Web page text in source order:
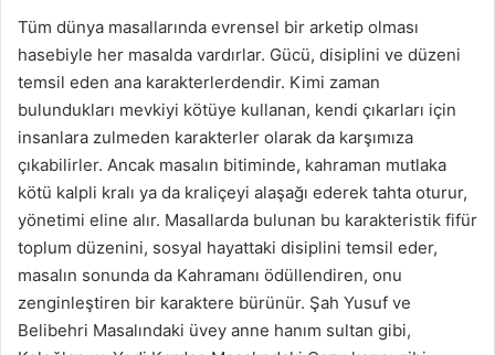
Tüm dünya masallarında evrensel bir arketip olması
hasebiyle her masalda vardırlar. Gücü, disiplini ve düzeni
temsil eden ana karakterlerdendir. Kimi zaman
bulundukları mevkiyi kötüye kullanan, kendi çıkarları için
insanlara zulmeden karakterler olarak da karşımıza
çıkabilirler. Ancak masalın bitiminde, kahraman mutlaka
kötü kalpli kralı ya da kraliçeyi alaşağı ederek tahta oturur,
yönetimi eline alır. Masallarda bulunan bu karakteristik fifür
toplum düzenini, sosyal hayattaki disiplini temsil eder,
masalın sonunda da Kahramanı ödüllendiren, onu
zenginleştiren bir karaktere bürünür. Şah Yusuf ve
Belibehri Masalındaki üvey anne hanım sultan gibi,